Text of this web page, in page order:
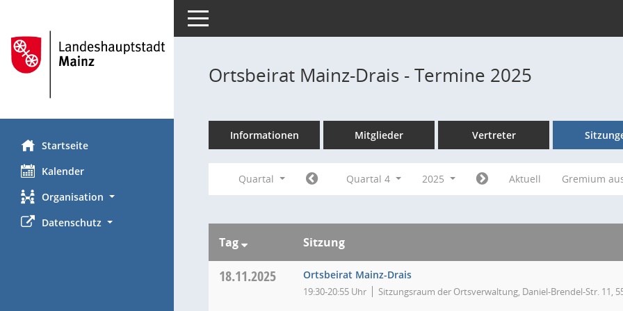
Startseite
Kalender
Organisation
Datenschutz
Toggle navigation
Ortsbeirat Mainz-Drais - Termine 2025
Informationen Mitglieder Vertreter
Quartal Quartal 4 2025 Aktuell Gremium
Tag Sitzung
18.11.2025 Ortsbeirat Mainz-Drais
19:30-20:55 Uhr Sitzungsraum der Ortsverwaltung, Daniel-Brendel-Str. 11,